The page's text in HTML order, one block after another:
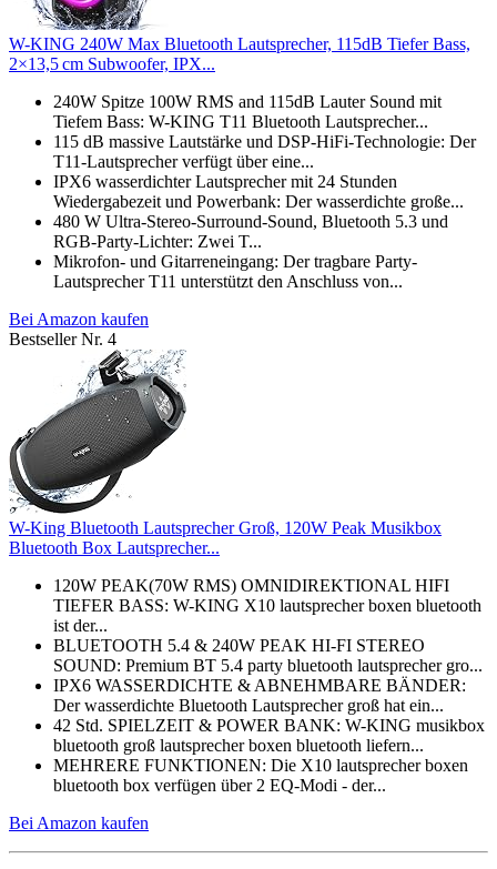
W-KING 240W Max Bluetooth Lautsprecher, 115dB Tiefer Bass,
2×13,5 cm Subwoofer, IPX...
240W Spitze 100W RMS and 115dB Lauter Sound mit
Tiefem Bass: W-KING T11 Bluetooth Lautsprecher...
115 dB massive Lautstärke und DSP-HiFi-Technologie: Der
T11-Lautsprecher verfügt über eine...
IPX6 wasserdichter Lautsprecher mit 24 Stunden
Wiedergabezeit und Powerbank: Der wasserdichte große...
480 W Ultra-Stereo-Surround-Sound, Bluetooth 5.3 und
RGB-Party-Lichter: Zwei T...
Mikrofon- und Gitarreneingang: Der tragbare Party-
Lautsprecher T11 unterstützt den Anschluss von...
Bei Amazon kaufen
Bestseller Nr. 4
W-King Bluetooth Lautsprecher Groß, 120W Peak Musikbox
Bluetooth Box Lautsprecher...
120W PEAK(70W RMS) OMNIDIREKTIONAL HIFI
TIEFER BASS: W-KING X10 lautsprecher boxen bluetooth
ist der...
BLUETOOTH 5.4 & 240W PEAK HI-FI STEREO
SOUND: Premium BT 5.4 party bluetooth lautsprecher gro...
IPX6 WASSERDICHTE & ABNEHMBARE BÄNDER:
Der wasserdichte Bluetooth Lautsprecher groß hat ein...
42 Std. SPIELZEIT & POWER BANK: W-KING musikbox
bluetooth groß lautsprecher boxen bluetooth liefern...
MEHRERE FUNKTIONEN: Die X10 lautsprecher boxen
bluetooth box verfügen über 2 EQ-Modi - der...
Bei Amazon kaufen